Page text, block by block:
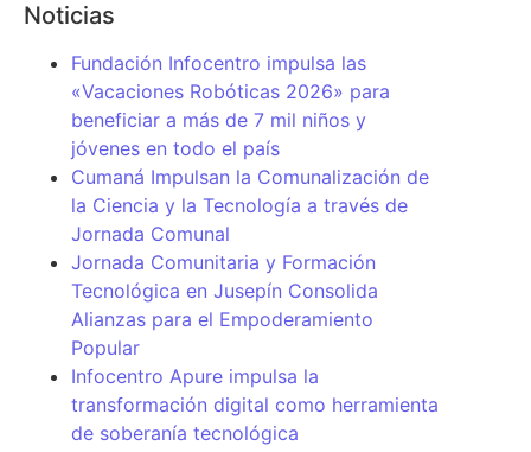
Noticias
Fundación Infocentro impulsa las
«Vacaciones Robóticas 2026» para
beneficiar a más de 7 mil niños y
jóvenes en todo el país
Cumaná Impulsan la Comunalización de
la Ciencia y la Tecnología a través de
Jornada Comunal
Jornada Comunitaria y Formación
Tecnológica en Jusepín Consolida
Alianzas para el Empoderamiento
Popular
Infocentro Apure impulsa la
transformación digital como herramienta
de soberanía tecnológica